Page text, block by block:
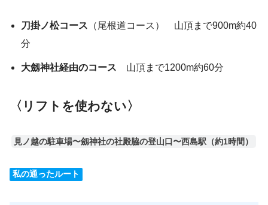
刀掛ノ松コース （尾根道コース） 山頂まで900m約40
分
大劔神社経由のコース 山頂まで1200m約60分
〈リフトを使わない〉
見ノ越の駐車場〜劔神社の社殿脇の登山口〜西島駅（約1時間）
私の通ったルート